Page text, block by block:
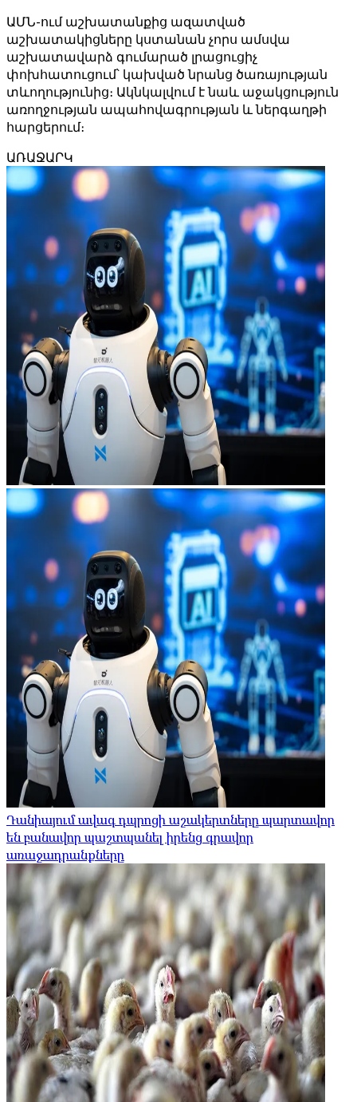
ԱՄՆ-ում աշխատանքից ազատված
աշխատակիցները կստանան չորս ամսվա
աշխատավարձ գումարած լրացուցիչ
փոխհատուցում՝ կախված նրանց ծառայության
տևողությունից։ Ակնկալվում է նաև աջակցություն
առողջության ապահովագրության և ներգաղթի
հարցերում։
ԱՌԱՋԱՐԿ
Դանիայում ավագ դպրոցի աշակերտները պարտավոր
են բանավոր պաշտպանել իրենց գրավոր
առաջադրանքները